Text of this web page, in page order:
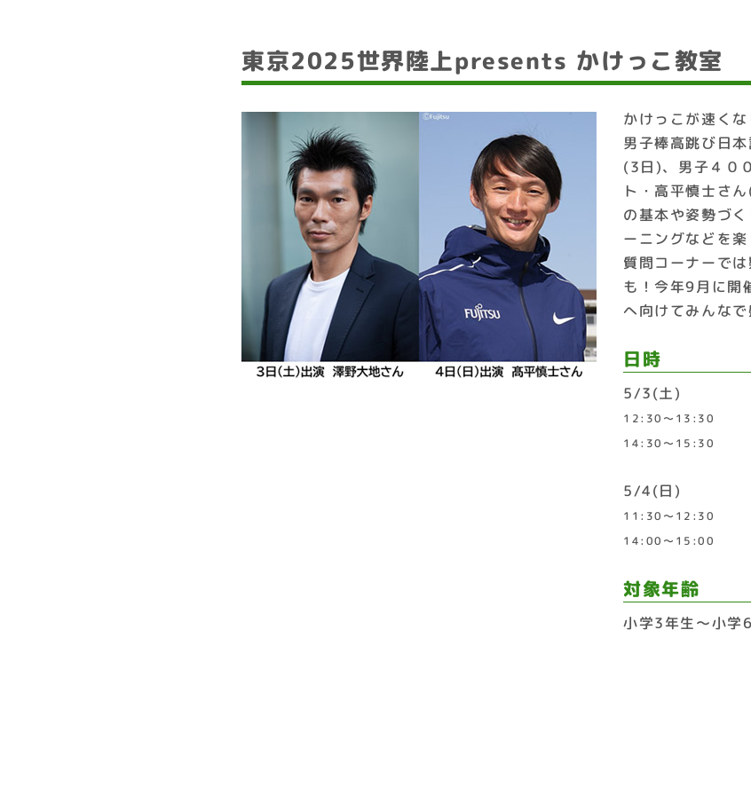
東京2025世界陸上presents かけっこ教室
かけっこが速く
男子棒高跳び日
(3日)、男子４０
ト・高平慎士さ
の基本や姿勢づ
ーニングなどを楽
質問コーナーで
も！今年9月に開
へ向けてみんなで
日時
5/3(土)
12:30〜13:30
14:30〜15:30
5/4(日)
11:30〜12:30
14:00〜15:00
対象年齢
小学3年生～小学